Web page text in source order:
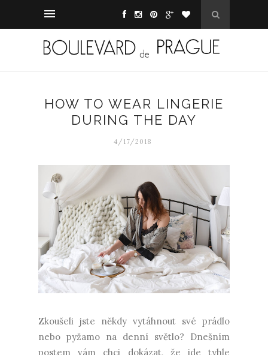
HOW TO WEAR LINGERIE
DURING THE DAY
4/17/2018
Zkoušeli jste někdy vytáhnout své prádlo
nebo pyžamo na denní světlo? Dnešním
postem vám chci dokázat, že jde tyhle